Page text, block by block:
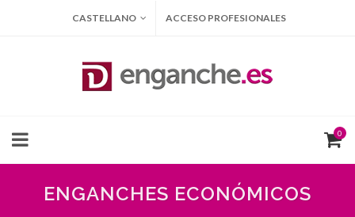
CASTELLANO ACCESO PROFESIONALES
0
ENGANCHES ECONÓMICOS